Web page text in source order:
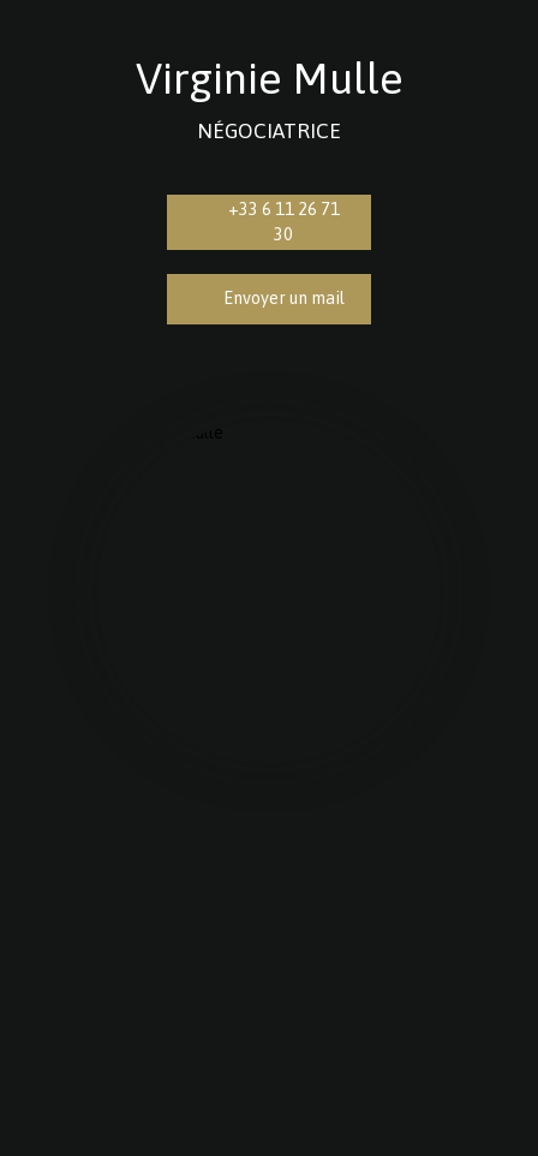
Virginie Mulle
NÉGOCIATRICE
+33 6 11 26 71
30
Envoyer un mail